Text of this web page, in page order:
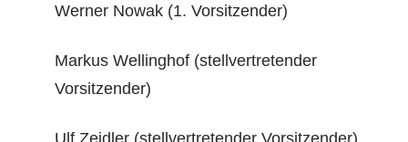
Werner Nowak (1. Vorsitzender)
Markus Wellinghof (stellvertretender
Vorsitzender)
Ulf Zeidler (stellvertretender Vorsitzender)